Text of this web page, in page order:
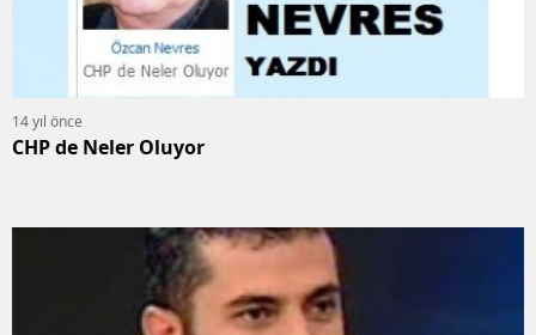
14 yıl önce
CHP de Neler Oluyor